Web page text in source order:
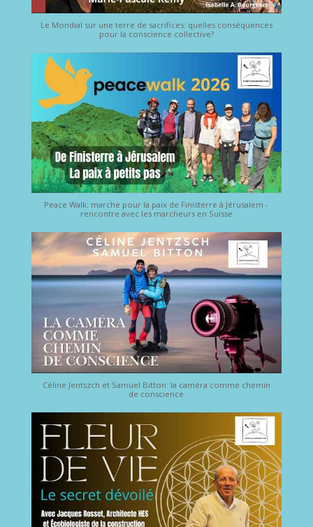
Le Mondial sur une terre de sacrifices: quelles conséquences
pour la conscience collective?
Peace Walk: marche pour la paix de Finisterre à Jérusalem -
rencontre avec les marcheurs en Suisse
Céline Jentszch et Samuel Bitton: la caméra comme chemin
de conscience